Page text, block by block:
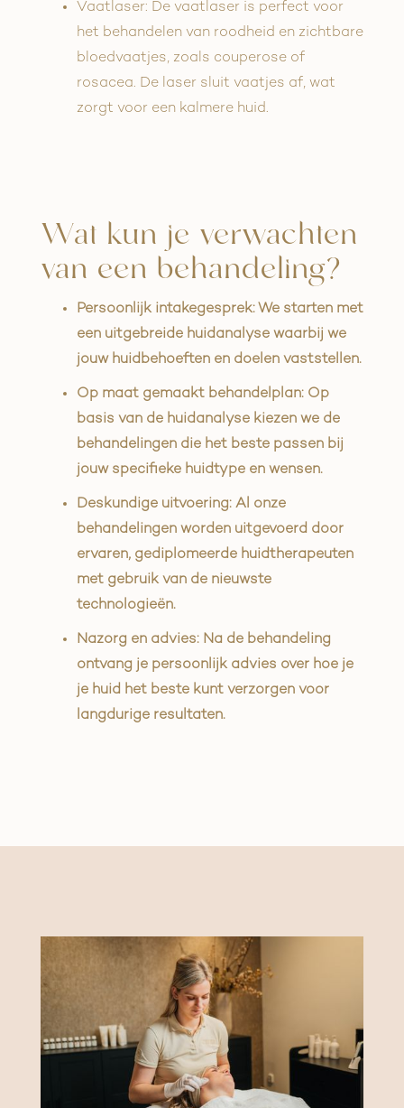
Vaatlaser: De vaatlaser is perfect voor
het behandelen van roodheid en zichtbare
bloedvaatjes, zoals couperose of
rosacea. De laser sluit vaatjes af, wat
zorgt voor een kalmere huid.
Wat kun je verwachten
van een behandeling?
Persoonlijk intakegesprek: We starten met
een uitgebreide huidanalyse waarbij we
jouw huidbehoeften en doelen vaststellen.
Op maat gemaakt behandelplan: Op
basis van de huidanalyse kiezen we de
behandelingen die het beste passen bij
jouw specifieke huidtype en wensen.
Deskundige uitvoering: Al onze
behandelingen worden uitgevoerd door
ervaren, gediplomeerde huidtherapeuten
met gebruik van de nieuwste
technologieën.
Nazorg en advies: Na de behandeling
ontvang je persoonlijk advies over hoe je
je huid het beste kunt verzorgen voor
langdurige resultaten.